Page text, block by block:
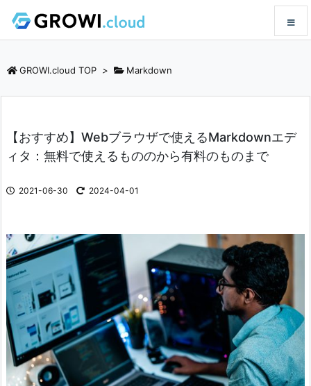
GROWI.cloud TOP > Markdown
【おすすめ】Webブラウザで使えるMarkdownエデ
ィタ：無料で使えるもののから有料のものまで
2021-06-30 2024-04-01